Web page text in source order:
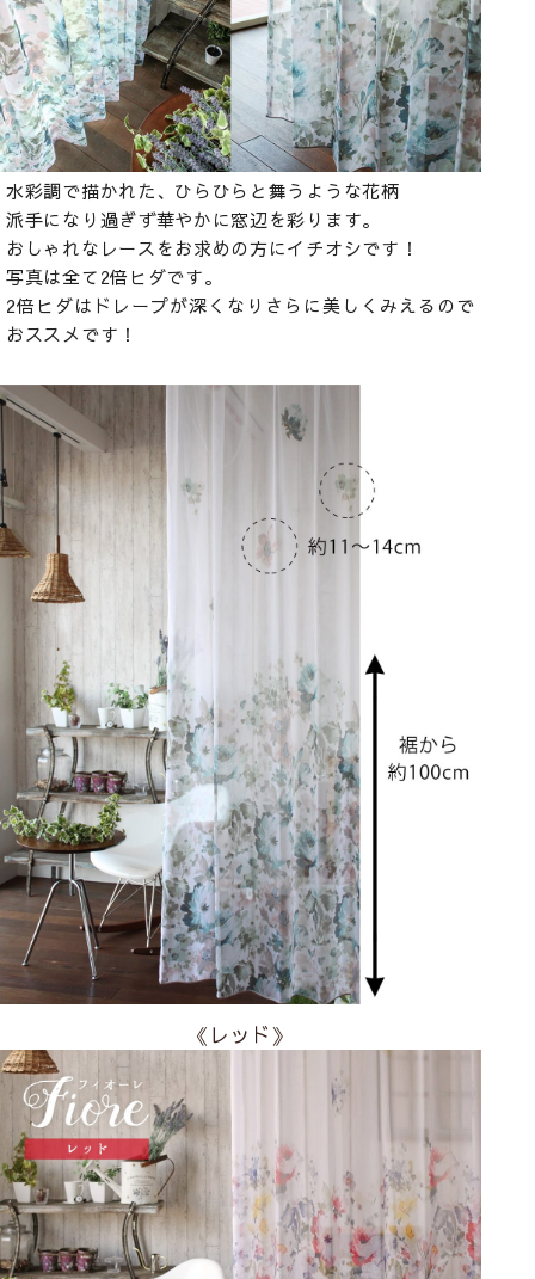
水彩調で描かれた、ひらひらと舞うような花柄
派手になり過ぎず華やかに窓辺を彩ります。
おしゃれなレースをお求めの方にイチオシです！
写真は全て2倍ヒダです。
2倍ヒダはドレープが深くなりさらに美しくみえるので
おススメです！
《レッド》